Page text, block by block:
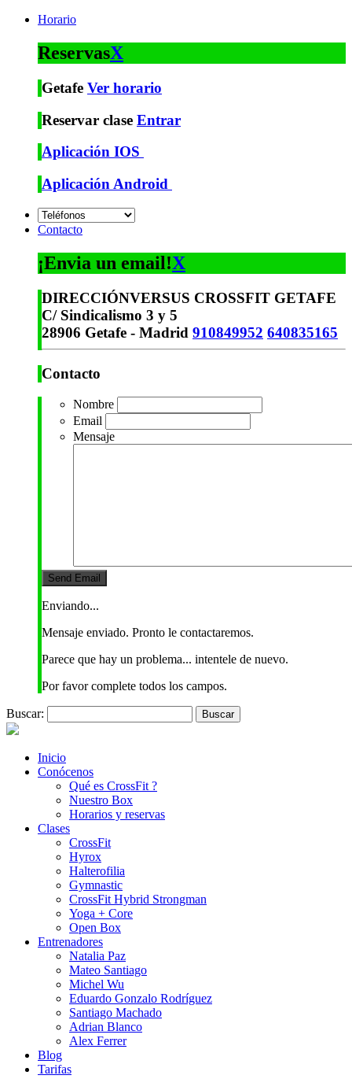
Horario
ReservasX
Getafe Ver horario
Reservar clase Entrar
Aplicación IOS
Aplicación Android
Contacto
¡Envia un email!X
DIRECCIÓNVERSUS CROSSFIT GETAFE
C/ Sindicalismo 3 y 5
28906 Getafe - Madrid 910849952 640835165
Contacto
Nombre
Email
Mensaje
Enviando...
Mensaje enviado. Pronto le contactaremos.
Parece que hay un problema... intentele de nuevo.
Por favor complete todos los campos.
Buscar:
Inicio
Conócenos
Qué es CrossFit ?
Nuestro Box
Horarios y reservas
Clases
CrossFit
Hyrox
Halterofilia
Gymnastic
CrossFit Hybrid Strongman
Yoga + Core
Open Box
Entrenadores
Natalia Paz
Mateo Santiago
Michel Wu
Eduardo Gonzalo Rodríguez
Santiago Machado
Adrian Blanco
Alex Ferrer
Blog
Tarifas